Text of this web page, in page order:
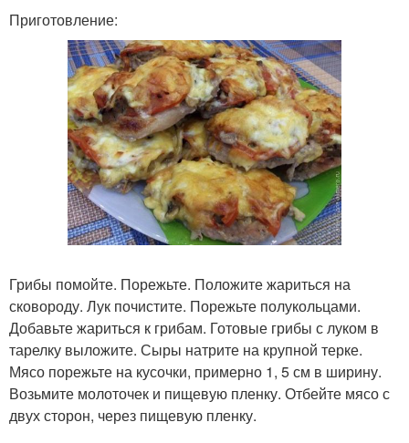
Приготовление:
Грибы помойте. Порежьте. Положите жариться на
сковороду. Лук почистите. Порежьте полукольцами.
Добавьте жариться к грибам. Готовые грибы с луком в
тарелку выложите. Сыры натрите на крупной терке.
Мясо порежьте на кусочки, примерно 1, 5 см в ширину.
Возьмите молоточек и пищевую пленку. Отбейте мясо с
двух сторон, через пищевую пленку.